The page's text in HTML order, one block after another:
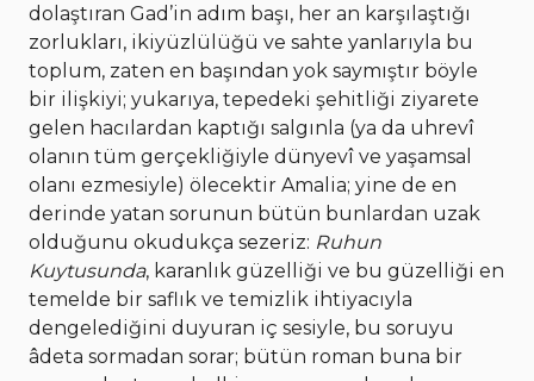
dolaştıran Gad’in adım başı, her an karşılaştığı
zorlukları, ikiyüzlülüğü ve sahte yanlarıyla bu
toplum, zaten en başından yok saymıştır böyle
bir ilişkiyi; yukarıya, tepedeki şehitliği ziyarete
gelen hacılardan kaptığı salgınla (ya da uhrevî
olanın tüm gerçekliğiyle dünyevî ve yaşamsal
olanı ezmesiyle) ölecektir Amalia; yine de en
derinde yatan sorunun bütün bunlardan uzak
olduğunu okudukça sezeriz: Ruhun
Kuytusunda, karanlık güzelliği ve bu güzelliği en
temelde bir saflık ve temizlik ihtiyacıyla
dengelediğini duyuran iç sesiyle, bu soruyu
âdeta sormadan sorar; bütün roman buna bir